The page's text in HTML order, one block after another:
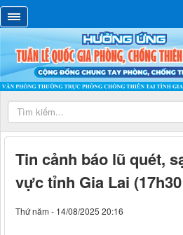
Tin cảnh báo lũ quét,
vực tỉnh Gia Lai
Thứ năm - 14/08/2025 20:16